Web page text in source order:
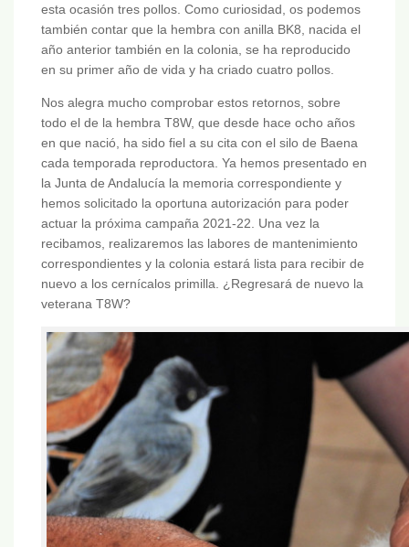
esta ocasión tres pollos. Como curiosidad, os podemos
también contar que la hembra con anilla BK8, nacida el
año anterior también en la colonia, se ha reproducido
en su primer año de vida y ha criado cuatro pollos.
Nos alegra mucho comprobar estos retornos, sobre
todo el de la hembra T8W, que desde hace ocho años
en que nació, ha sido fiel a su cita con el silo de Baena
cada temporada reproductora. Ya hemos presentado en
la Junta de Andalucía la memoria correspondiente y
hemos solicitado la oportuna autorización para poder
actuar la próxima campaña 2021-22. Una vez la
recibamos, realizaremos las labores de mantenimiento
correspondientes y la colonia estará lista para recibir de
nuevo a los cernícalos primilla. ¿Regresará de nuevo la
veterana T8W?